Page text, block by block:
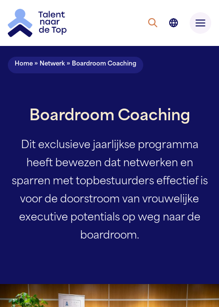
Home » Netwerk » Boardroom Coaching
Boardroom Coaching
Dit exclusieve jaarlijkse programma
heeft bewezen dat netwerken en
sparren met topbestuurders effectief is
voor de doorstroom van vrouwelijke
executive potentials op weg naar de
boardroom.